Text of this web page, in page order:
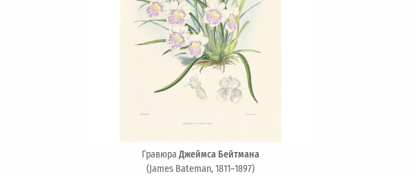
ГравюраДжеймса Бейтмана
(James Bateman, 1811–1897)